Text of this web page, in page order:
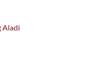
Aladí